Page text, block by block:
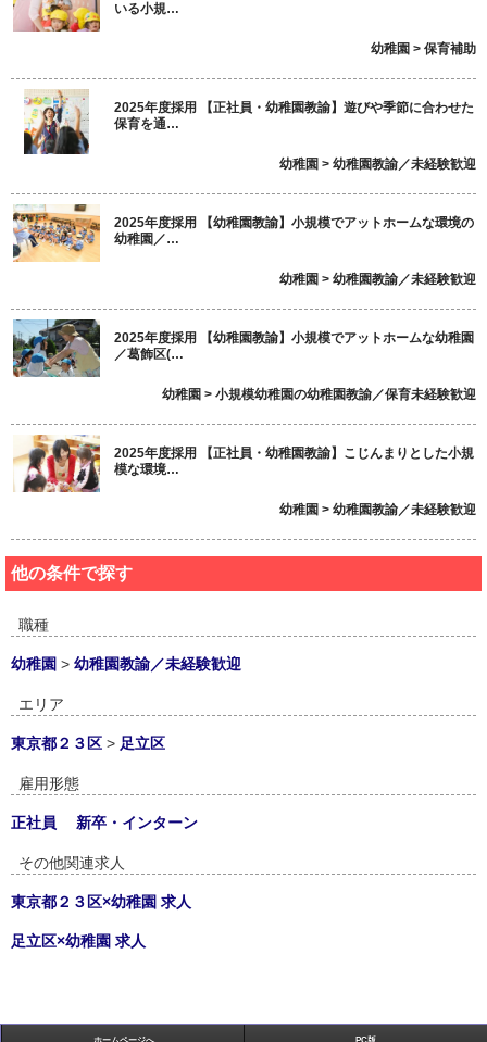
いる小規…
幼稚園 > 保育補助
2025年度採用 【正社員・幼稚園教諭】遊びや季節に合わせた
保育を通…
幼稚園 > 幼稚園教諭／未経験歓迎
2025年度採用 【幼稚園教諭】小規模でアットホームな環境の
幼稚園／…
幼稚園 > 幼稚園教諭／未経験歓迎
2025年度採用 【幼稚園教諭】小規模でアットホームな幼稚園
／葛飾区(…
幼稚園 > 小規模幼稚園の幼稚園教諭／保育未経験歓迎
2025年度採用 【正社員・幼稚園教諭】こじんまりとした小規
模な環境…
幼稚園 > 幼稚園教諭／未経験歓迎
他の条件で探す
職種
幼稚園 > 幼稚園教諭／未経験歓迎
エリア
東京都２３区 > 足立区
雇用形態
正社員 新卒・インターン
その他関連求人
東京都２３区×幼稚園 求人
足立区×幼稚園 求人